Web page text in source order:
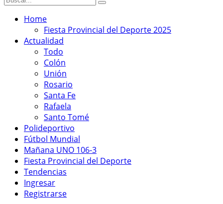
Home
Fiesta Provincial del Deporte 2025
Actualidad
Todo
Colón
Unión
Rosario
Santa Fe
Rafaela
Santo Tomé
Polideportivo
Fútbol Mundial
Mañana UNO 106-3
Fiesta Provincial del Deporte
Tendencias
Ingresar
Registrarse